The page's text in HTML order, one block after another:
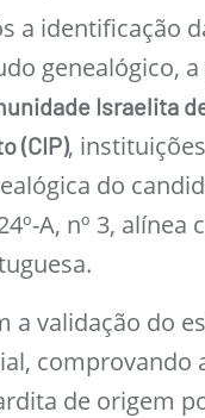
a identificação
genealógico,
Israelita
(CIP),
do
A, nº 3,
a validação do
comprovando
de origem